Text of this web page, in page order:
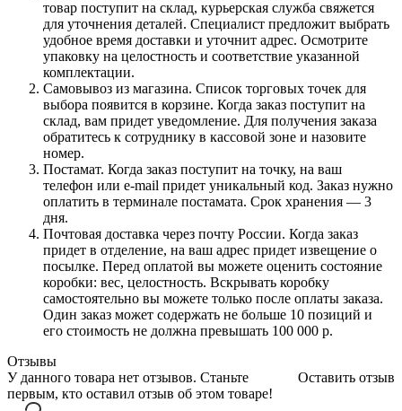
товар поступит на склад, курьерская служба свяжется
для уточнения деталей. Специалист предложит выбрать
удобное время доставки и уточнит адрес. Осмотрите
упаковку на целостность и соответствие указанной
комплектации.
Самовывоз из магазина. Список торговых точек для
выбора появится в корзине. Когда заказ поступит на
склад, вам придет уведомление. Для получения заказа
обратитесь к сотруднику в кассовой зоне и назовите
номер.
Постамат. Когда заказ поступит на точку, на ваш
телефон или e-mail придет уникальный код. Заказ нужно
оплатить в терминале постамата. Срок хранения — 3
дня.
Почтовая доставка через почту России. Когда заказ
придет в отделение, на ваш адрес придет извещение о
посылке. Перед оплатой вы можете оценить состояние
коробки: вес, целостность. Вскрывать коробку
самостоятельно вы можете только после оплаты заказа.
Один заказ может содержать не больше 10 позиций и
его стоимость не должна превышать 100 000 р.
Отзывы
Оставить отзыв
У данного товара нет отзывов. Станьте
первым, кто оставил отзыв об этом товаре!